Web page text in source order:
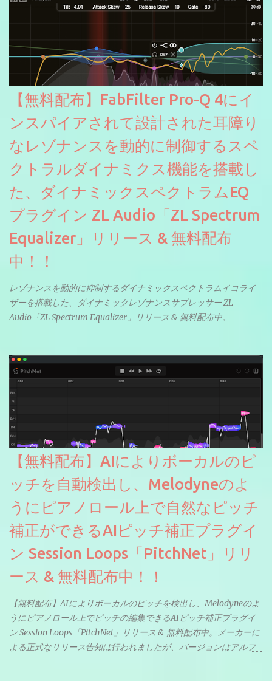
【無料配布】FabFilter Pro-Q 4にイ
ンスパイアされて設計された耳障り
なレゾナンスを動的に制御するスペ
クトラルダイナミクス機能を搭載し
た、ダイナミックスペクトラムEQ
プラグイン ZL Audio「ZL Spectrum
Equalizer」リリース & 無料配布
中！！
レゾナンスを動的に抑制するダイナミックスペクトラムイコライ
ザーを搭載した、ダイナミックレゾナンスサプレッサー ZL
Audio「ZL Spectrum Equalizer」リリース & 無料配布中。
【無料配布】AIによりボーカルのピ
ッチを自動検出し、Melodyneのよ
うにピアノロール上で自然なピッチ
補正ができるAIピッチ補正プラグイ
ン Session Loops「PitchNet」リリ
ース & 無料配布中！！
【無料配布】AIによりボーカルのピッチを検出し、Melodyneのよ
うにピアノロール上でピッチの編集できるAIピッチ補正プラグイ
ン Session Loops「PitchNet」リリース & 無料配布中。メーカーに
よる正式なリリース告知は行われましたが、バージョンはアルフ